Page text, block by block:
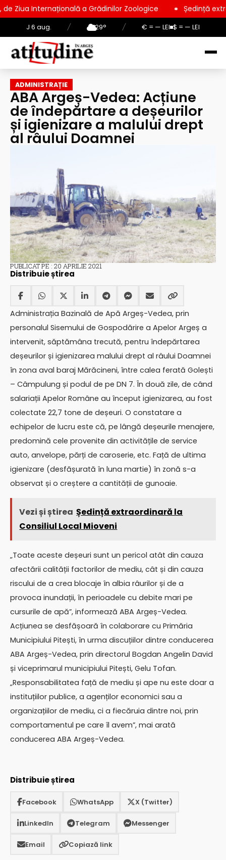
J 6 aug. / 29° / € = — LEI $ = — LEI
a Grădinilor Zoologice Ședință extraordinară la
ADMINISTRAȚIE
ABA Argeș-Vedea: Acțiune
de îndepărtare a deșeurilor
și igienizare a malului drept
al râului Doamnei
PUBLICAT PE : 20 APRILIE 2021
Distribuie știrea
Administrația Bazinală de Apă Argeș-Vedea, prin
personalul Sisemului de Gospodărire a Apelor Argeș a
intervenit, săptămâna trecută, pentru îndepărtarea
deșeurilor și igienizarea malului drept al râului Doamnei
în zona aval baraj Mărăcineni, între calea ferată Golești
– Câmpulung și podul de pe DN 7. În două zile, de când
salariații Apelor Române au început igienizarea, au fost
colectate 22,7 tone de deșeuri. O constatare a
echipelor de lucru este că, pe lângă deșeurile menajere,
predomină cele provenite din activitățile de service
auto, anvelope, părți de caroserie, etc. Față de ultima
igienizare (desfășurată în luna martie) în zonă s-a
observat și o creștere a cantității de gunoaie.
Vezi și știrea Ședință extraordinară la
Consiliul Local Mioveni
„Toate aceste deșeuri sunt un pericol atât din cauza
afectării calității factorilor de mediu, cât și din cauza
riscului de a crea blocaje în albia râurilor și de a
provoca inundații, în perioadele cu debite mari pe
cursurile de apă”, informează ABA Argeș-Vedea.
Acțiunea se desfășoară în colaborare cu Primăria
Municipiului Pitești, în urma discuțiilor dintre conducerea
ABA Argeș-Vedea, prin directorul Bogdan Angelin David
și viceprimarul municipiului Pitești, Gelu Tofan.
„Responsabilitatea față de mediu și ape nu este doar a
instituțiilor publice, a agenților economici sau a
organizațiilor de mediu, ci a fiecăruia dintre noi, prin
comportamentul pe care îl avem”, mai arată
conducerea ABA Argeș-Vedea.
Distribuie știrea
Facebook WhatsApp X (Twitter)
LinkedIn Telegram Messenger
Email Copiază link